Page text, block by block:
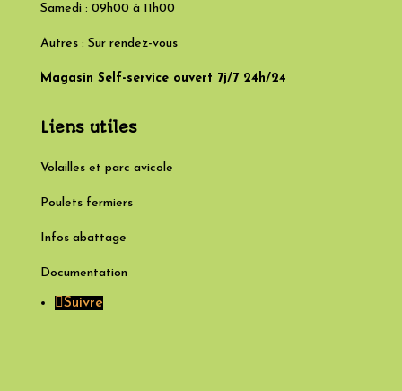
Samedi : 09h00 à 11h00
Autres : Sur rendez-vous
Magasin Self-service ouvert 7j/7 24h/24
Liens utiles
Volailles et parc avicole
Poulets fermiers
Infos abattage
Documentation
Suivre